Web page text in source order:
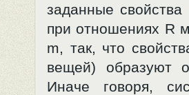
заданные свойства
при отношениях R
m, так, что
вещей) образуют
Иначе говоря,